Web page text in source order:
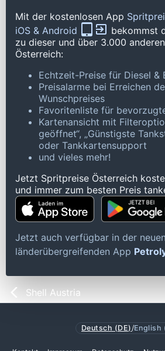
Mit der kostenlosen App
iOS & Android
bekommst
zu dieser und über 3.000
Österreich:
Echtzeit-Preise für Diesel &
Preisalarme bei Erreichen
Wunschpreises
Favoritenliste für
Kartenansicht mit
geöffnet“, „Günstigste
oder Tankkartensupport
und vieles mehr!
Jetzt Spritpreise Österreich
und immer zum besten Preis
Jetzt auch verfügbar in der
länderübergreifenden App
Shell Austria
Deutsch (DE)/English